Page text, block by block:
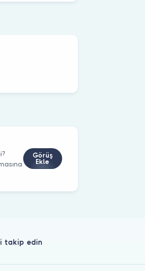
Görüş
Ekle
takip edin